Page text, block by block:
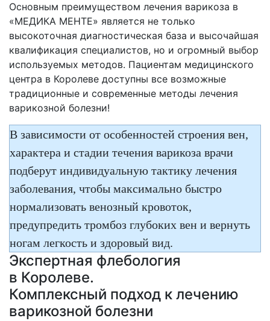
Основным преимуществом лечения варикоза в
«МЕДИКА МЕНТЕ» является не только
высокоточная диагностическая база и высочайшая
квалификация специалистов, но и огромный выбор
используемых методов. Пациентам медицинского
центра в Королеве доступны все возможные
традиционные и современные методы лечения
варикозной болезни!
В зависимости от особенностей строения вен,
характера и стадии течения варикоза врачи
подберут индивидуальную тактику лечения
заболевания, чтобы максимально быстро
нормализовать венозный кровоток,
предупредить тромбоз глубоких вен и вернуть
ногам легкость и здоровый вид.
Экспертная флебология
в Королеве.
Комплексный подход к лечению
варикозной болезни